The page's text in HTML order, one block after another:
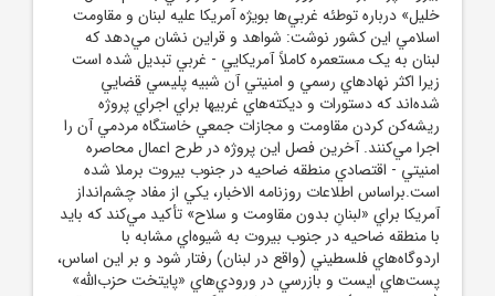
خليل» درباره توطئه غربي‌ها بويژه آمريکا عليه لبنان و مقاومت
اسلامي اين کشور نوشت: شواهد و قراين نشان مي‌دهد که
لبنان به يک مستعمره کاملاً آمريکايي - غربي تبديل شده است
زيرا اکثر نهادهاي رسمي و امنيتي آن شبيه پليسي قضايي
شده‌اند که دستورات و ديکته‌هاي غربيها براي اجراي پروژه
ريشه‌کن کردن مقاومت و مجازات جمعي خاستگاه مردمي آن را
اجرا مي‌کنند. آخرين فصل اين پروژه در طرح اعمال محاصره
امنيتي - اقتصادي منطقه ضاحيه در جنوب بيروت برملا شده
است.براساس اطلاعات روزنامه الاخبار، يکي از مفاد چشم‌انداز
آمريکا براي «لبنانِ بدون مقاومت و سلاح» تأکيد مي‌کند که بايد
با منطقه ضاحيه در جنوب بيروت به شيوه‌اي مشابه با
اردوگاه‌هاي فلسطيني (واقع در لبنان) رفتار شود و بر اين اساس،
پست‌هاي ايست و بازرسي در ورودي‌هاي «پايتخت حزب‌الله»